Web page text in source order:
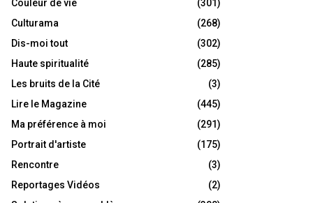
Couleur de vie
(301)
Culturama
(268)
Dis-moi tout
(302)
Haute spiritualité
(285)
Les bruits de la Cité
(3)
Lire le Magazine
(445)
Ma préférence à moi
(291)
Portrait d'artiste
(175)
Rencontre
(3)
Reportages Vidéos
(2)